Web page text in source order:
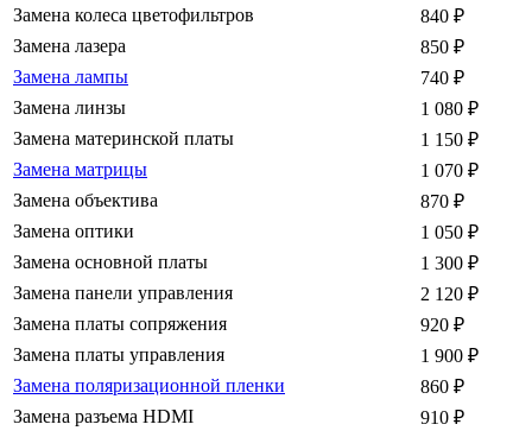
Замена колеса цветофильтров
840 ₽
Замена лазера
850 ₽
Замена лампы
740 ₽
Замена линзы
1 080 ₽
Замена материнской платы
1 150 ₽
Замена матрицы
1 070 ₽
Замена объектива
870 ₽
Замена оптики
1 050 ₽
Замена основной платы
1 300 ₽
Замена панели управления
2 120 ₽
Замена платы сопряжения
920 ₽
Замена платы управления
1 900 ₽
Замена поляризационной пленки
860 ₽
Замена разъема HDMI
910 ₽